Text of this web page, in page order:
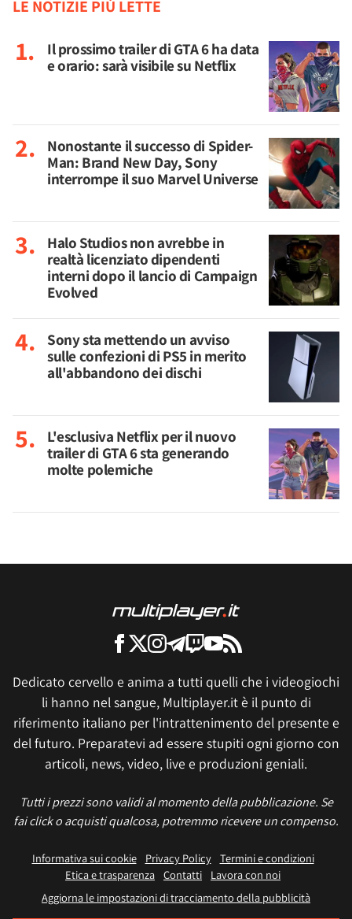
LE NOTIZIE PIÙ LETTE
Il prossimo trailer di GTA 6 ha data
e orario: sarà visibile su Netflix
Nonostante il successo di Spider-
Man: Brand New Day, Sony
interrompe il suo Marvel Universe
Halo Studios non avrebbe in
realtà licenziato dipendenti
interni dopo il lancio di Campaign
Evolved
Sony sta mettendo un avviso
sulle confezioni di PS5 in merito
all'abbandono dei dischi
L'esclusiva Netflix per il nuovo
trailer di GTA 6 sta generando
molte polemiche
Dedicato cervello e anima a tutti quelli che i videogiochi
li hanno nel sangue, Multiplayer.it è il punto di
riferimento italiano per l'intrattenimento del presente e
del futuro. Preparatevi ad essere stupiti ogni giorno con
articoli, news, video, live e produzioni geniali.
Tutti i prezzi sono validi al momento della pubblicazione. Se
fai click o acquisti qualcosa, potremmo ricevere un compenso.
Informativa sui cookie Privacy Policy
Termini e condizioni
Etica e trasparenza Contatti
Lavora con noi
Aggiorna le impostazioni di tracciamento della pubblicità